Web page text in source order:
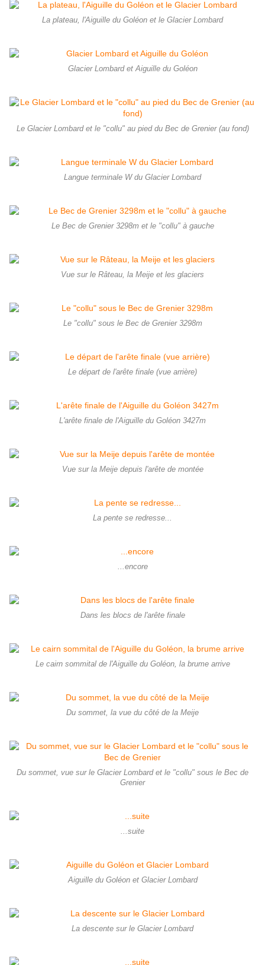
La plateau, l'Aiguille du Goléon et le Glacier Lombard
Glacier Lombard et Aiguille du Goléon
Le Glacier Lombard et le "collu" au pied du Bec de Grenier (au fond)
Langue terminale W du Glacier Lombard
Le Bec de Grenier 3298m et le "collu" à gauche
Vue sur le Râteau, la Meije et les glaciers
Le "collu" sous le Bec de Grenier 3298m
Le départ de l'arête finale (vue arrière)
L'arête finale de l'Aiguille du Goléon 3427m
Vue sur la Meije depuis l'arête de montée
La pente se redresse...
...encore
Dans les blocs de l'arête finale
Le cairn sommital de l'Aiguille du Goléon, la brume arrive
Du sommet, la vue du côté de la Meije
Du sommet, vue sur le Glacier Lombard et le "collu" sous le Bec de
Grenier
...suite
Aiguille du Goléon et Glacier Lombard
La descente sur le Glacier Lombard